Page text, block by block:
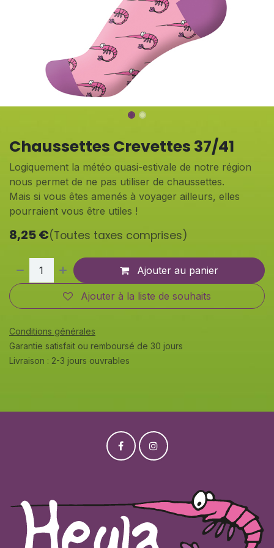
Chaussettes Crevettes 37/41
Logiquement la météo quasi-estivale de notre région
nous permet de ne pas utiliser de chaussettes.
Mais si vous êtes amenés à voyager ailleurs, elles
pourraient vous être utiles !
8,25€(Toutes taxes comprises)
Ajouter au panier
Ajouter à la liste de souhaits
Conditions générales
Garantie satisfait ou remboursé de 30 jours
Livraison : 2-3 jours ouvrables